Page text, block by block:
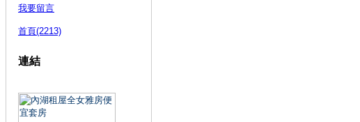
我要留言
首頁(2213)
連結